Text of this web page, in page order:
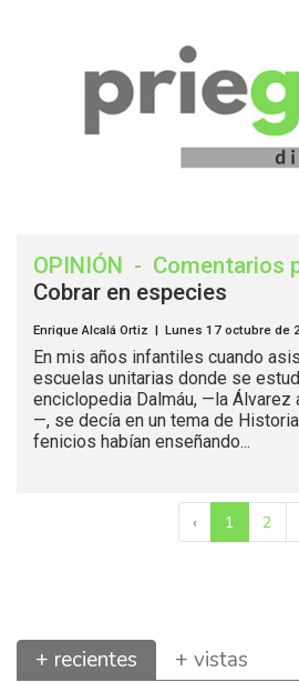
OPINIÓN - Comentarios
Cobrar en especies
Enrique Alcalá Ortiz | Lunes 17 octubre de
En mis años infantiles cuando
escuelas unitarias donde se
enciclopedia Dalmáu, —la Álvarez
—, se decía en un tema de
fenicios habían enseñando...
‹ 1 2
+ recientes + vistas